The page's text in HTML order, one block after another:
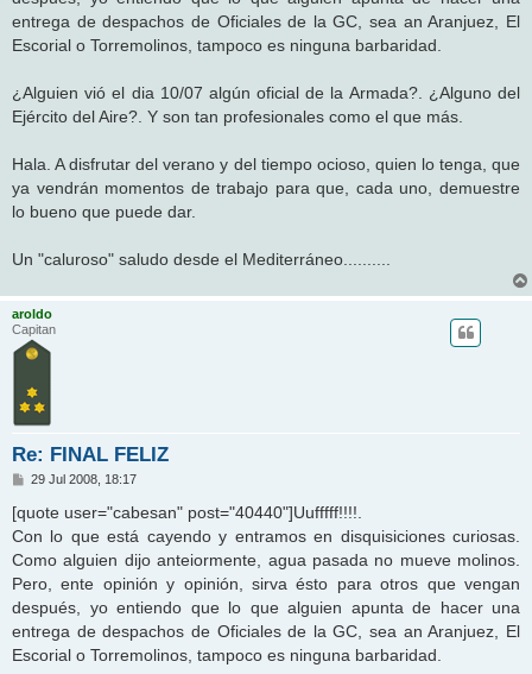
entrega de despachos de Oficiales de la GC, sea an Aranjuez, El
Escorial o Torremolinos, tampoco es ninguna barbaridad.
¿Alguien vió el dia 10/07 algún oficial de la Armada?. ¿Alguno del
Ejército del Aire?. Y son tan profesionales como el que más.
Hala. A disfrutar del verano y del tiempo ocioso, quien lo tenga, que
ya vendrán momentos de trabajo para que, cada uno, demuestre
lo bueno que puede dar.
Un "caluroso" saludo desde el Mediterráneo..........
aroldo
Capitan
Re: FINAL FELIZ
M
n
a
j
e
29 Jul 2008, 18:17
[quote user="cabesan" post="40440"]Uufffff!!!!.
Con lo que está cayendo y entramos en disquisiciones curiosas.
Como alguien dijo anteiormente, agua pasada no mueve molinos.
Pero, ente opinión y opinión, sirva ésto para otros que vengan
después, yo entiendo que lo que alguien apunta de hacer una
entrega de despachos de Oficiales de la GC, sea an Aranjuez, El
Escorial o Torremolinos, tampoco es ninguna barbaridad.